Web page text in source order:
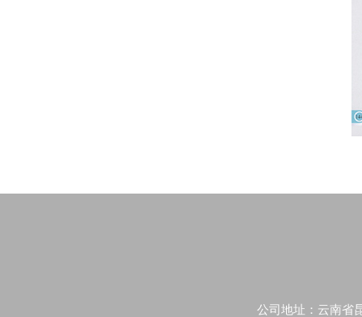
公司地址：云南省